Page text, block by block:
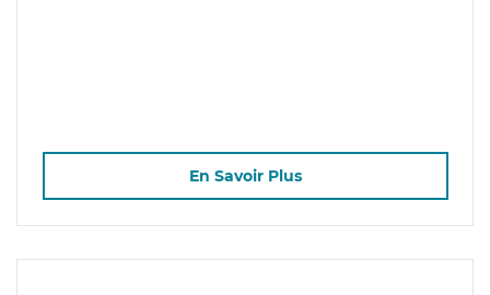
En Savoir Plus